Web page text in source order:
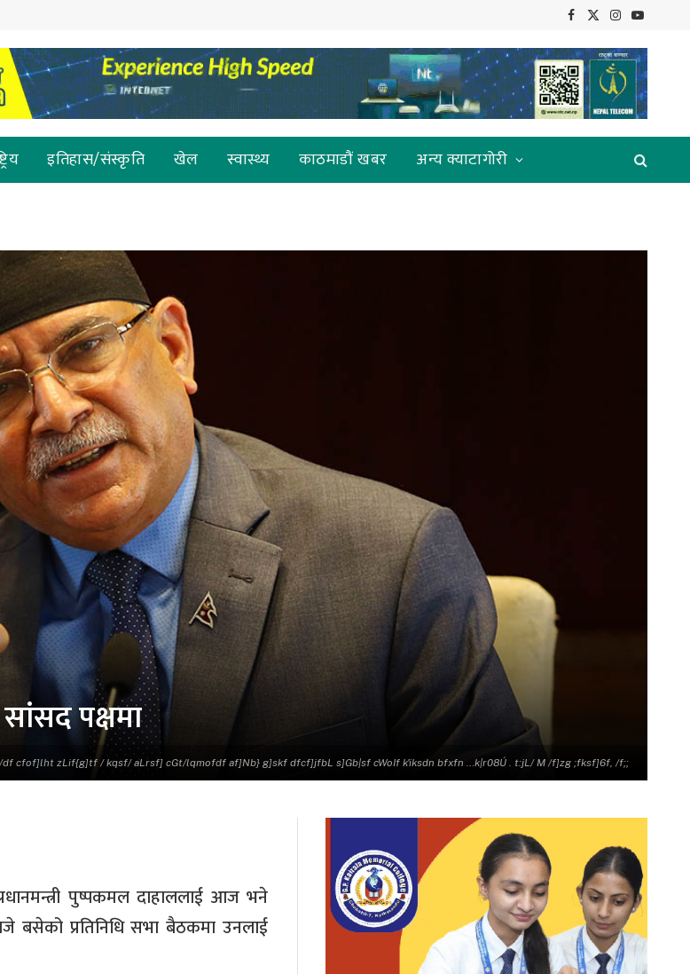
Facebook
X
Instagram
YouTube
इतिहास/संस्कृति खेल स्वास्थ्य काठमाडौं खबर
अन्य क्याटागोरी
df cfof]lht zLif{g]tf / kqsf/ aLrsf] cGt/lqmofdf af]Nb} g]skf dfcf]jfbL s]Gb|sf cWoIf k'iksdn bfxfn …k|r08Ú . t:jL/ M /f]zg ;fksf]6f, /f;;
पक्षमा
पुष्पकमल दाहाललाई आज भने
बसेको प्रतिनिधि सभा बैठकमा उनलाई